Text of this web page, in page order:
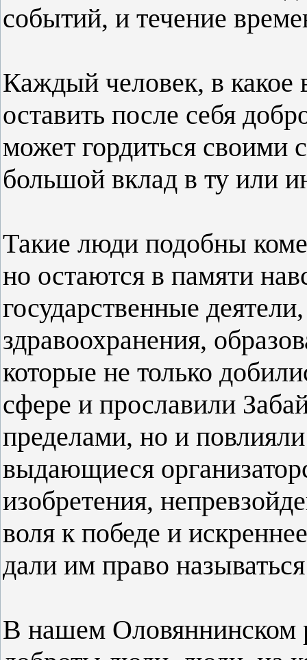
событий, и течение
Каждый человек, в какое
оставить после себя
может гордиться
большой вклад в ту или
Такие люди подобны
но остаются в памяти
государственные
здравоохранения,
которые не только
сфере и прославили
пределами, но и
выдающиеся
изобретения,
воля к победе и
дали им право
В нашем Оловяннинском